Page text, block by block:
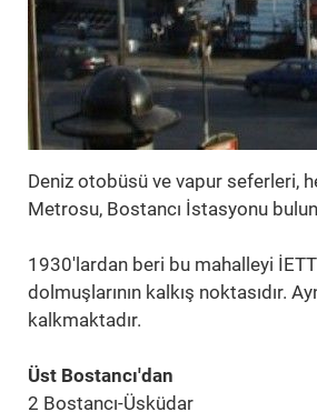
Deniz otobüsü ve vapur seferleri,
Metrosu, Bostancı İstasyonu
1930'lardan beri bu mahalleyi
dolmuşlarının kalkış noktasıdır.
kalkmaktadır.
Üst Bostancı'dan
2 Bostancı-Üsküdar